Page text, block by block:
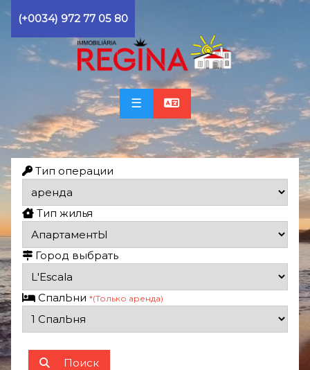
(+0034) 972 77 05 80
☰
Тип операции
Тип жилья
Город выбрать
СпалЬни *(Только аренда)
Поиск